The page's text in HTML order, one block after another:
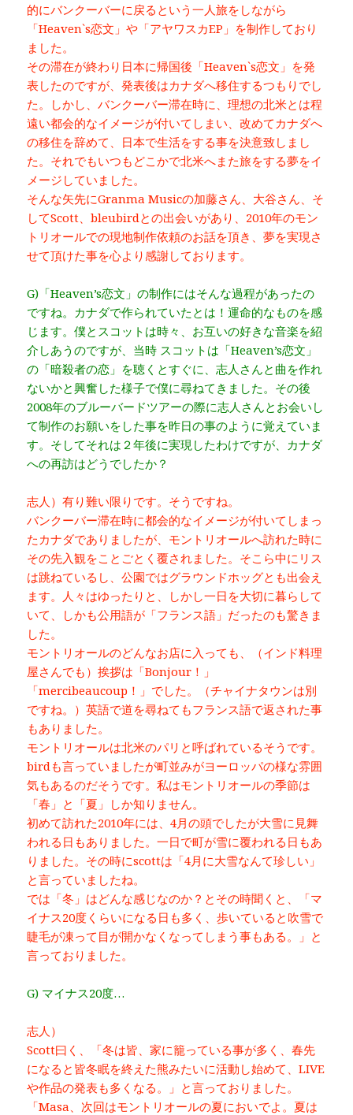
的にバンクーバーに戻るという一人旅をしながら
「Heaven`s恋文」や「アヤワスカEP」を制作しており
ました。
その滞在が終わり日本に帰国後「Heaven`s恋文」を発
表したのですが、発表後はカナダへ移住するつもりでし
た。しかし、バンクーバー滞在時に、理想の北米とは程
遠い都会的なイメージが付いてしまい、改めてカナダへ
の移住を辞めて、日本で生活をする事を決意致しまし
た。それでもいつもどこかで北米へまた旅をする夢をイ
メージしていました。
そんな矢先にGranma Musicの加藤さん、大谷さん、そ
してScott、bleubirdとの出会いがあり、2010年のモン
トリオールでの現地制作依頼のお話を頂き、夢を実現さ
せて頂けた事を心より感謝しております。
G)「Heaven’s恋文」の制作にはそんな過程があったの
ですね。カナダで作られていたとは！運命的なものを感
じます。僕とスコットは時々、お互いの好きな音楽を紹
介しあうのですが、当時 スコットは「Heaven’s恋文」
の「暗殺者の恋」を聴くとすぐに、志人さんと曲を作れ
ないかと興奮した様子で僕に尋ねてきました。その後
2008年のブルーバードツアーの際に志人さんとお会いし
て制作のお願いをした事を昨日の事のように覚えていま
す。そしてそれは２年後に実現したわけですが、カナダ
への再訪はどうでしたか？
志人）有り難い限りです。そうですね。
バンクーバー滞在時に都会的なイメージが付いてしまっ
たカナダでありましたが、モントリオールへ訪れた時に
その先入観をことごとく覆されました。そこら中にリス
は跳ねているし、公園ではグラウンドホッグとも出会え
ます。人々はゆったりと、しかし一日を大切に暮らして
いて、しかも公用語が「フランス語」だったのも驚きま
した。
モントリオールのどんなお店に入っても、（インド料理
屋さんでも）挨拶は「Bonjour！」
「mercibeaucoup！」でした。（チャイナタウンは別
ですね。）英語で道を尋ねてもフランス語で返された事
もありました。
モントリオールは北米のパリと呼ばれているそうです。
birdも言っていましたが町並みがヨーロッパの様な雰囲
気もあるのだそうです。私はモントリオールの季節は
「春」と「夏」しか知りません。
初めて訪れた2010年には、4月の頭でしたが大雪に見舞
われる日もありました。一日で町が雪に覆われる日もあ
りました。その時にscottは「4月に大雪なんて珍しい」
と言っていましたね。
では「冬」はどんな感じなのか？とその時聞くと、「マ
イナス20度くらいになる日も多く、歩いていると吹雪で
睫毛が凍って目が開かなくなってしまう事もある。」と
言っておりました。
G) マイナス20度…
志人）
Scott曰く、「冬は皆、家に籠っている事が多く、春先
になると皆冬眠を終えた熊みたいに活動し始めて、LIVE
や作品の発表も多くなる。」と言っておりました。
「Masa、次回はモントリオールの夏においでよ。夏は